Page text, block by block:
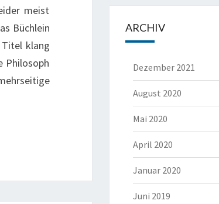
meist
Büchlein
klang
Philosoph
ARCHIV
Dezember 2021
August 2020
Mai 2020
April 2020
Januar 2020
Juni 2019